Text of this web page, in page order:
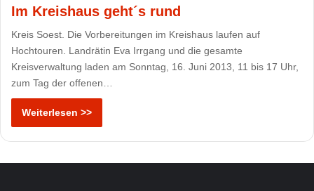
Im Kreishaus geht´s rund
Kreis Soest. Die Vorbereitungen im Kreishaus laufen auf
Hochtouren. Landrätin Eva Irrgang und die gesamte
Kreisverwaltung laden am Sonntag, 16. Juni 2013, 11 bis 17 Uhr,
zum Tag der offenen…
Weiterlesen >>